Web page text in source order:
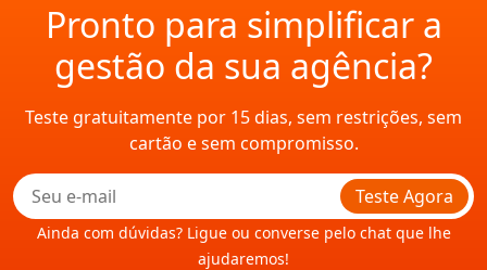
Pronto para simplificar a
gestão da sua agência?
Teste gratuitamente por 15 dias, sem restrições, sem
cartão e sem compromisso.
Teste Agora
Ainda com dúvidas? Ligue ou converse pelo chat que lhe
ajudaremos!